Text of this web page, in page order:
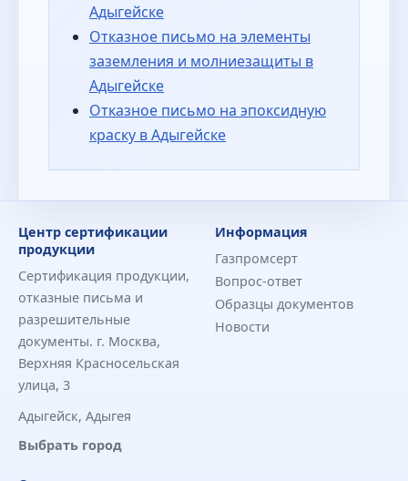
Адыгейске
Отказное письмо на элементы
заземления и молниезащиты в
Адыгейске
Отказное письмо на эпоксидную
краску в Адыгейске
Центр сертификации
продукции
Сертификация продукции,
отказные письма и
разрешительные
документы. г. Москва,
Верхняя Красносельская
улица, 3
Адыгейск, Адыгея
Выбрать город
Информация
Газпромсерт
Вопрос-ответ
Образцы документов
Новости